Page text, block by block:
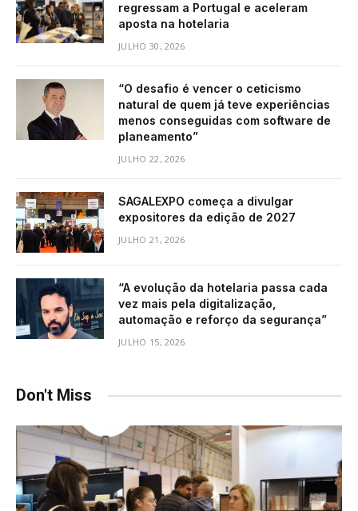
regressam a Portugal e aceleram
aposta na hotelaria
JULHO 30, 2026
“O desafio é vencer o ceticismo
natural de quem já teve experiências
menos conseguidas com software de
planeamento”
JULHO 22, 2026
SAGALEXPO começa a divulgar
expositores da edição de 2027
JULHO 21, 2026
“A evolução da hotelaria passa cada
vez mais pela digitalização,
automação e reforço da segurança”
JULHO 15, 2026
Don't Miss